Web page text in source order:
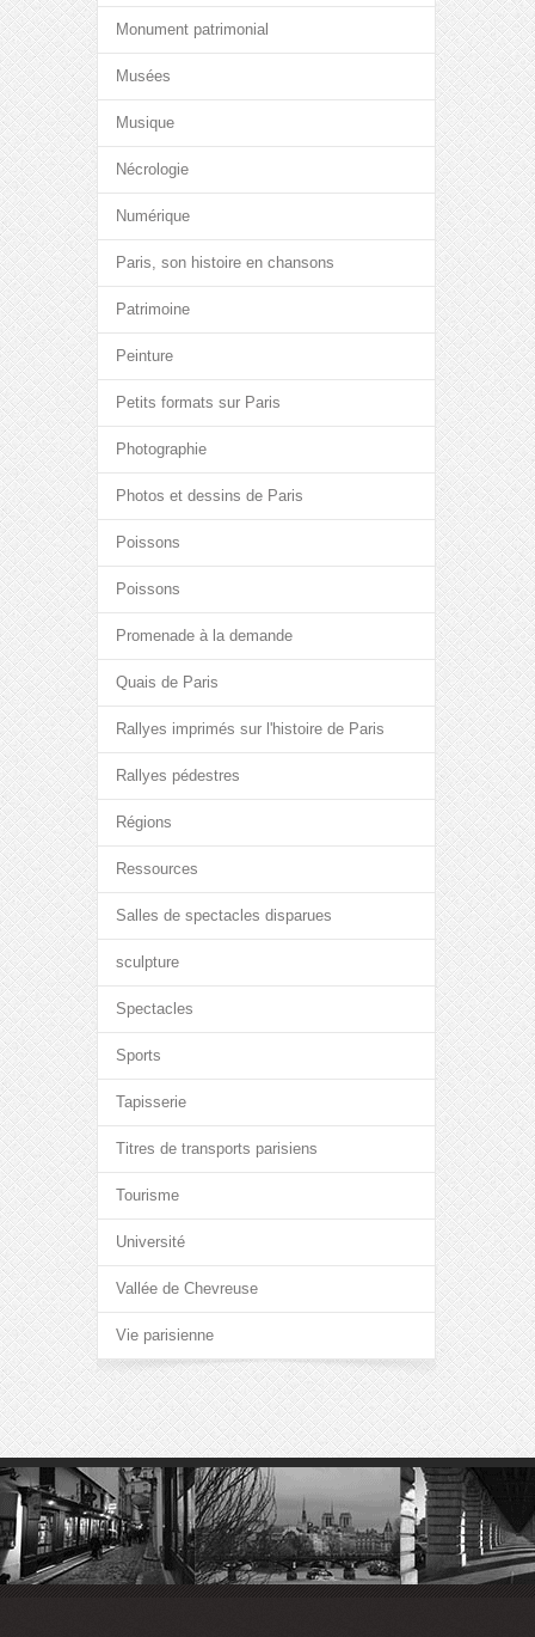
Monument patrimonial
Musées
Musique
Nécrologie
Numérique
Paris, son histoire en chansons
Patrimoine
Peinture
Petits formats sur Paris
Photographie
Photos et dessins de Paris
Poissons
Poissons
Promenade à la demande
Quais de Paris
Rallyes imprimés sur l'histoire de Paris
Rallyes pédestres
Régions
Ressources
Salles de spectacles disparues
sculpture
Spectacles
Sports
Tapisserie
Titres de transports parisiens
Tourisme
Université
Vallée de Chevreuse
Vie parisienne